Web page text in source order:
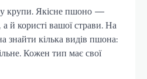
крупи. Якісне пшоно —
й користі вашої страви. На
знайти кілька видів пшона:
Кожен тип має свої